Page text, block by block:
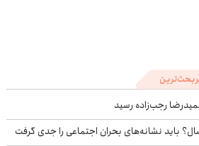
رجب‌زاده رسید